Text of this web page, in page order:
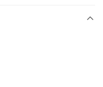
，將跳轉至「AFTEE先享後付」
訊。
訊中的連結，可透過四大超商／
視為交易完成。
運費
運費
運費